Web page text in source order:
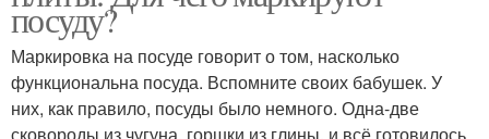
посуду?
Маркировка на посуде говорит о том, насколько
функциональна посуда. Вспомните своих бабушек. У
них, как правило, посуды было немного. Одна-две
сковороды из чугуна, горшки из глины, и всё готовилось